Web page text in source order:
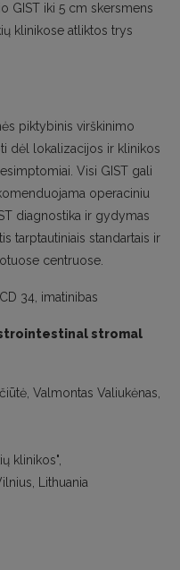
GIST iki 5 cm skersmens
klinikose atliktos trys
piktybinis virškinimo
dėl lokalizacijos ir klinikos
Visi GIST gali
operaciniu
diagnostika ir gydymas
tarptautiniais standartais ir
centruose.
CD 34, imatinibas
stromal
Valmontas Valiukėnas,
klinikos",
Lithuania